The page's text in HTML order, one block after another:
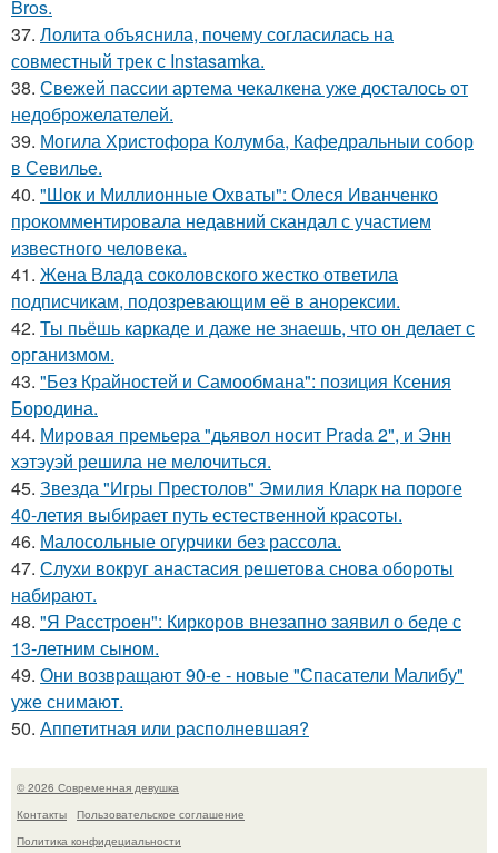
Bros.
37. Лолита объяснила, почему согласилась на
совместный трек с Instasamka.
38. Свежей пассии артема чекалкена уже досталось от
недоброжелателей.
39. Могила Христофора Колумба, Кафедральныи собор
в Севилье.
40. "Шок и Миллионные Охваты": Олеся Иванченко
прокомментировала недавний скандал с участием
известного человека.
41. Жена Влада соколовского жестко ответила
подписчикам, подозревающим её в анорексии.
42. Ты пьёшь каркаде и даже не знаешь, что он делает с
организмом.
43. "Без Крайностей и Самообмана": позиция Ксения
Бородина.
44. Мировая премьера "дьявол носит Prada 2", и Энн
хэтэуэй решила не мелочиться.
45. Звезда "Игры Престолов" Эмилия Кларк на пороге
40-летия выбирает путь естественной красоты.
46. Малосольные огурчики без рассола.
47. Слухи вокруг анастасия решетова снова обороты
набирают.
48. "Я Расстроен": Киркоров внезапно заявил о беде с
13-летним сыном.
49. Они возвращают 90-е - новые "Спасатели Малибу"
уже снимают.
50. Аппетитная или располневшая?
© 2026 Современная девушка
Контакты
Пользовательское соглашение
Политика конфидециальности